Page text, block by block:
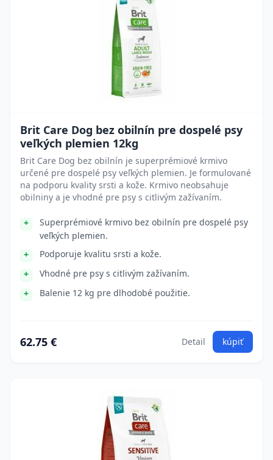
Brit Care Dog bez obilnín pre dospelé psy
veľkých plemien 12kg
Brit Care Dog bez obilnín je superprémiové krmivo
určené pre dospelé psy veľkých plemien. Je formulované
na podporu kvality srsti a kože. Krmivo neobsahuje
obilniny a je vhodné pre psy s citlivým zažívaním.
Superprémiové krmivo bez obilnín pre dospelé psy
veľkých plemien.
Podporuje kvalitu srsti a kože.
Vhodné pre psy s citlivým zažívaním.
Balenie 12 kg pre dlhodobé použitie.
62.75 € Detail kúpiť